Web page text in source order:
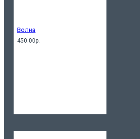
Волна
450.00р.